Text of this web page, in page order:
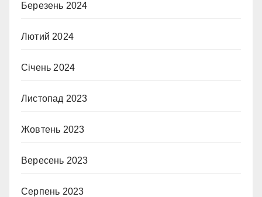
Березень 2024
Лютий 2024
Січень 2024
Листопад 2023
Жовтень 2023
Вересень 2023
Серпень 2023